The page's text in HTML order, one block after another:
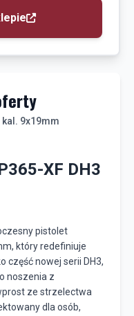
kal. 9x19mm
XF DH3
pistolet
który redefiniuje
część nowej serii DH3,
noszenia z
ze strzelectwa
dla osób,